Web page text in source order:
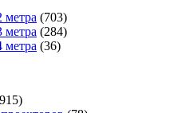
(703)
(284)
(36)